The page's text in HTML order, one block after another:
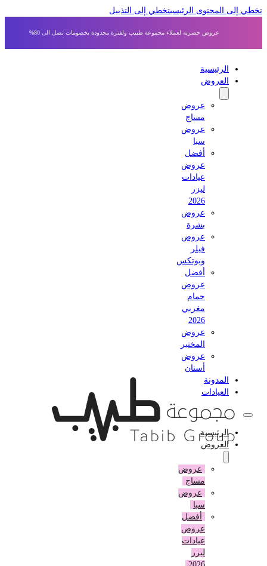
إلى المحتوى الرئيسي تخطي إلى التذييل
عروض حصرية لعملاء مجموعة طبيب ولفترة محدودة بخصومات تصل الى 80%
الرئيسية
العروض
عروض
مساج
عروض
أفضل
عروض
عيادات
عروض
بشرة
عروض
وبوتكس
أفضل
عروض
حمام
مغربي
عروض
المختبر
عروض
أسنان
المدونة
العيادات
الرئيسية
العروض
عروض
مساج
عروض
أفضل
عروض
عيادات